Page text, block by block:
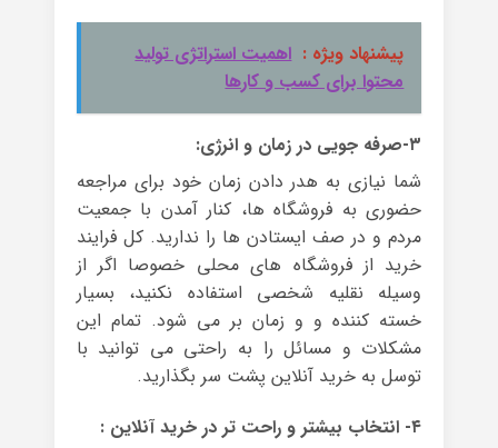
پیشنهاد ویژه : اهمیت استراتژی تولید
محتوا برای کسب و کارها
۳-صرفه جویی در زمان و انرژی:
شما نیازی به هدر دادن زمان خود برای مراجعه
حضوری به فروشگاه ها، کنار آمدن با جمعیت
مردم و در صف ایستادن ها را ندارید. کل فرایند
خرید از فروشگاه های محلی خصوصا اگر از
وسیله نقلیه شخصی استفاده نکنید، بسیار
خسته کننده و و زمان بر می شود. تمام این
مشکلات و مسائل را به راحتی می توانید با
توسل به خرید آنلاین پشت سر بگذارید.
۴- انتخاب بیشتر و راحت تر در خرید آنلاین :